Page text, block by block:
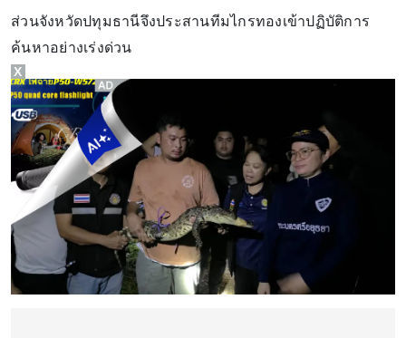
ส่วนจังหวัดปทุมธานีจึงประสานทีมไกรทองเข้าปฏิบัติการ
ค้นหาอย่างเร่งด่วน
X